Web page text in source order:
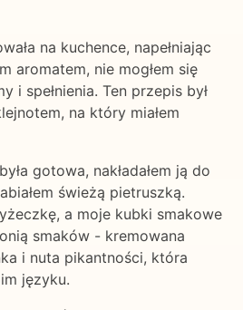
na kuchence, napełniając
aromatem, nie mogłem się
i spełnienia. Ten przepis był
na który miałem
gotowa, nakładałem ją do
świeżą pietruszką.
a moje kubki smakowe
smaków - kremowana
i nuta pikantności, która
języku.